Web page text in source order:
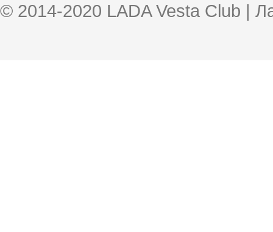
© 2014-2020 LADA Vesta Club |